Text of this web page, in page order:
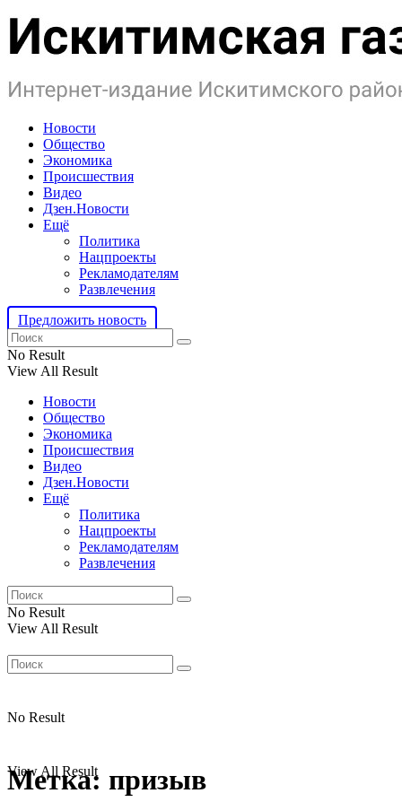
Новости
Общество
Экономика
Происшествия
Видео
Дзен.Новости
Ещё
Политика
Нацпроекты
Рекламодателям
Развлечения
Предложить новость
No Result
View All Result
Новости
Общество
Экономика
Происшествия
Видео
Дзен.Новости
Ещё
Политика
Нацпроекты
Рекламодателям
Развлечения
No Result
View All Result
No Result
View All Result
Метка: призыв